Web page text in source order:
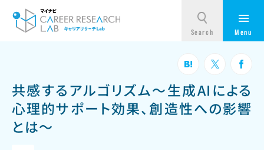
共感するアルゴリズム～生成AIによる
心理的サポート効果、創造性への影響
とは～